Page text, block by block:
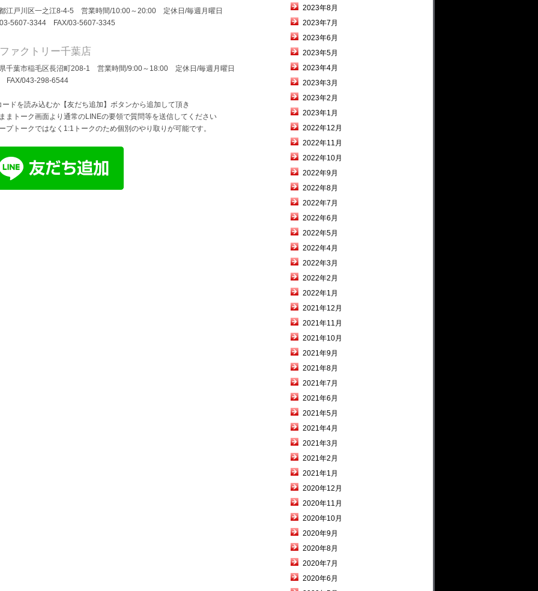
江戸川区一之江8-4-5 営業時間/10:00～20:00 定休日/毎週月曜日
5607-3344 FAX/03-5607-3345
ァクトリー千葉店
千葉市稲毛区長沼町208-1 営業時間/9:00～18:00 定休日/毎週月曜日
FAX/043-298-6544
ードを読み込むか【友だち追加】ボタンから追加して頂き
まトーク画面より通常のLINEの要領で質問等を送信してください
プトークではなく1:1トークのため個別のやり取りが可能です。
2023年8月
2023年7月
2023年6月
2023年5月
2023年4月
2023年3月
2023年2月
2023年1月
2022年12月
2022年11月
2022年10月
2022年9月
2022年8月
2022年7月
2022年6月
2022年5月
2022年4月
2022年3月
2022年2月
2022年1月
2021年12月
2021年11月
2021年10月
2021年9月
2021年8月
2021年7月
2021年6月
2021年5月
2021年4月
2021年3月
2021年2月
2021年1月
2020年12月
2020年11月
2020年10月
2020年9月
2020年8月
2020年7月
2020年6月